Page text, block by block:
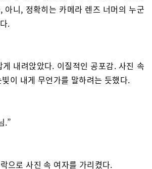
아니, 정확히는 카메라 렌즈 너머의 누군
.
내려앉았다. 이질적인 공포감. 사진 속
이 내게 무언가를 말하려는 듯했다.
.”
으로 사진 속 여자를 가리켰다.